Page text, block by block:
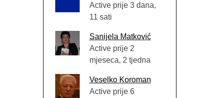
Active prije 3 dana,
11 sati
Sanijela Matković
Active prije 2
mjeseca, 2 tjedna
Veselko Koroman
Active prije 6